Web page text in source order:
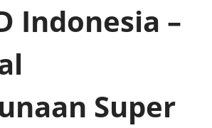
Indonesia –
Super